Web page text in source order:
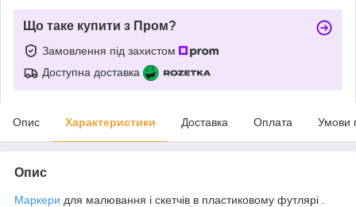
Що таке купити з Пром?
Замовлення під захистом
Доступна доставка
Опис Характеристики Доставка Оплата Умови
Опис
Маркери для малювання і скетчів в пластиковому футлярі .